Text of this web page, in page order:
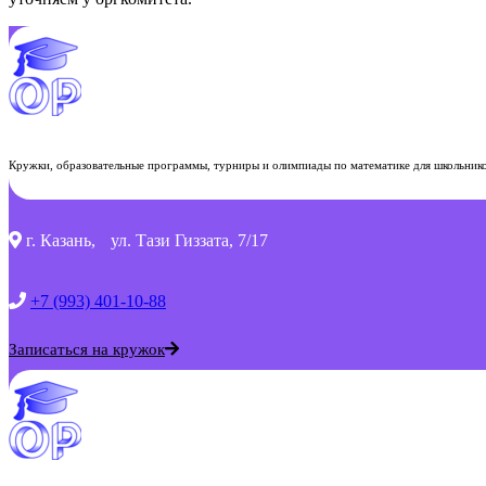
Кружки, образовательные программы, турниры и олимпиады по математике для
г. Казань, ул. Тази Гиззата, 7/17
+7 (993) 401-10-88
Записаться на кружок